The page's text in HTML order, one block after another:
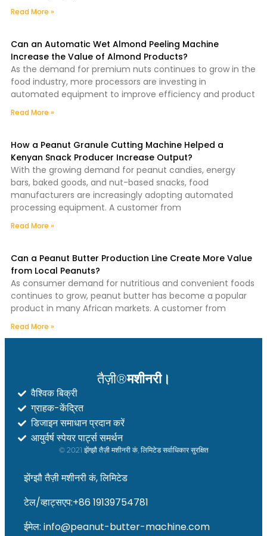
Read More »
Can an Automatic Wet Almond Peeling Machine
Increase the Value of Almond Products?
As the demand for premium nuts continues to grow in the
food industry, more processors are investing in
automated equipment to improve efficiency and product
Read More »
How a Peanut Granule Cutting Machine Helped a
Kenyan Snack Producer Increase Output?
With the growing demand for peanut candies, energy
bars, baked goods, and nut-based snacks, food
manufacturers are increasingly adopting automated
processing equipment. A customer from
Read More »
Can a Peanut Butter Production Line Create More Value
from Local Peanuts?
As consumer demand for nutritious and convenient foods
continues to grow, peanut butter has become a popular
product in many African markets. A customer from
Read More »
तैज़ी®मशीनरी।
वैश्विक बिक्री
ग्राहक-केंद्रित
डिजाइन समाधान प्रदान करें
आयुर्वर्ष स्पेयर पार्ट्स समर्थन
© 2021 झेंग्झौ तैज़ी मशीनरी कं, लिमिटेड सर्वाधिकार सुरक्षित
झेंग्झौ तैज़ी मशीनरी कं, लिमिटेड
टेल/व्हाट्सएप:+86 19139754781
ईमेल: info@peanut-butter-machine.com